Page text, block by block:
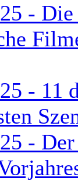
- Die
- 11
-